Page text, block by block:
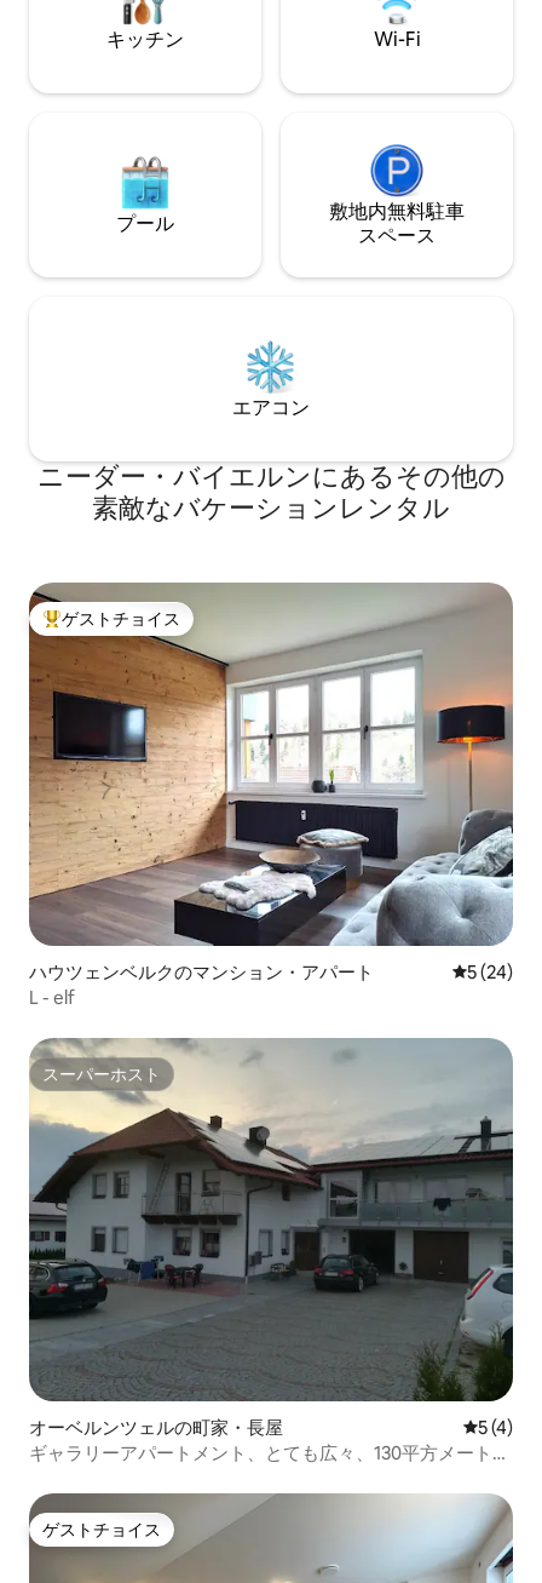
約は柔軟に対応いたします。 ありがとう
ございます
月から予約可能
キッチン Wi-Fi
プール
敷地内無料駐⁠車
ス⁠ペ⁠ー⁠ス
エアコン
ニーダー・バイエルンにあるその他の
素敵なバケーションレンタル
大好評のゲストチョイスです。
ゲストチョイス
ハウツェンベルクのマンション・アパート レビュー
5 (24)
L - elf
スーパーホスト
スーパーホスト
オーベルンツェルの町家・長屋 レビュー
5 (4)
ギャラリーアパートメント、とても広々、130平方メート
ゲストチョイス
ゲストチョイス